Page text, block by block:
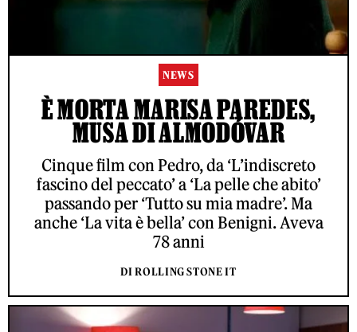
NEWS
È MORTA MARISA PAREDES,
MUSA DI ALMODÓVAR
Cinque film con Pedro, da ‘L’indiscreto
fascino del peccato’ a ‘La pelle che abito’
passando per ‘Tutto su mia madre’. Ma
anche ‘La vita è bella’ con Benigni. Aveva
78 anni
DI ROLLING STONE IT